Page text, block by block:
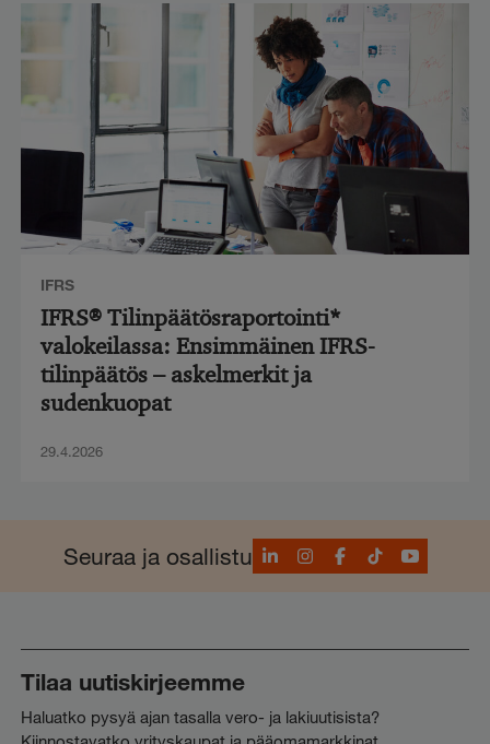
IFRS
IFRS® Tilinpäätösraportointi*
valokeilassa: Ensimmäinen IFRS-
tilinpäätös – askelmerkit ja
sudenkuopat
29.4.2026
Seuraa ja osallistuLinkedInInstagram
Facebook
TikTokYouTube
Tilaa uutiskirjeemme
Haluatko pysyä ajan tasalla vero- ja lakiuutisista?